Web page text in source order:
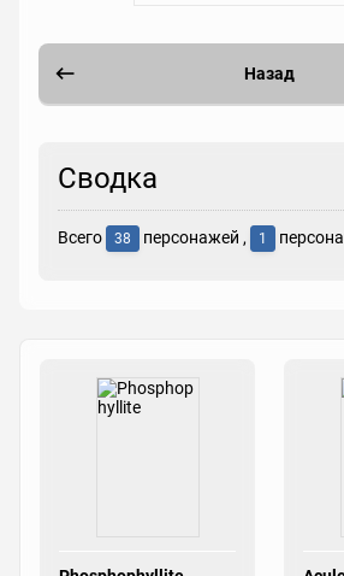
Назад
Сводка
Всего 38 персонажей , 1